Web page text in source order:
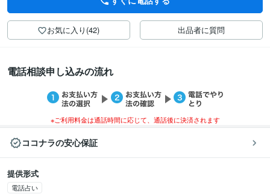
お気に入り(42) 出品者に質問
電話相談申し込みの流れ
※ご利用料金は通話時間に応じて、通話後に決済されます
ココナラの安心保証
提供形式
電話占い